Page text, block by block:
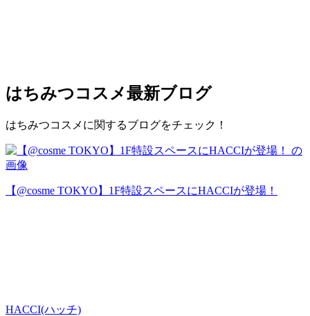
はちみつコスメ最新ブログ
はちみつコスメに関するブログをチェック！
【@cosme TOKYO】1F特設スペースにHACCIが登場！
HACCI(ハッチ)